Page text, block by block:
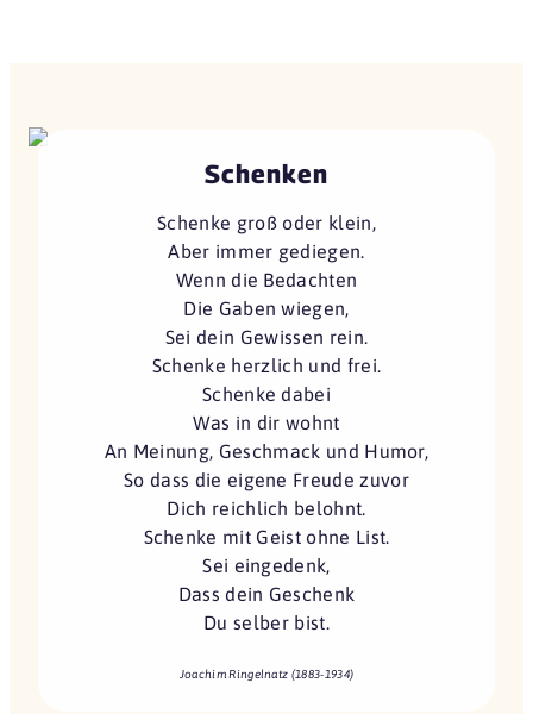
Schenken
Schenke groß oder klein,
Aber immer gediegen.
Wenn die Bedachten
Die Gaben wiegen,
Sei dein Gewissen rein.
Schenke herzlich und frei.
Schenke dabei
Was in dir wohnt
An Meinung, Geschmack und Humor,
So dass die eigene Freude zuvor
Dich reichlich belohnt.
Schenke mit Geist ohne List.
Sei eingedenk,
Dass dein Geschenk
Du selber bist.
Joachim Ringelnatz (1883-1934)